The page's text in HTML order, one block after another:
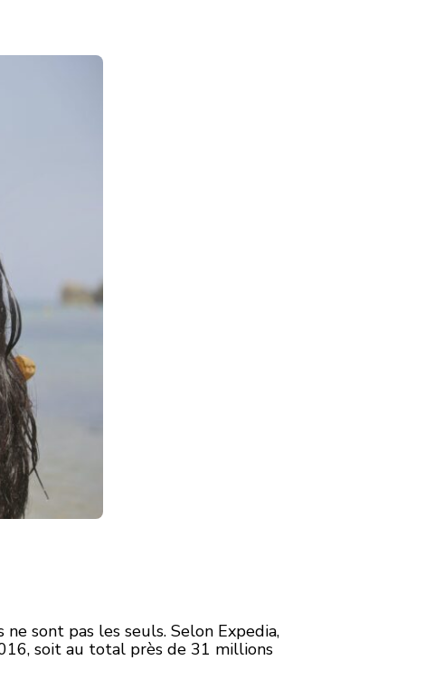
sont pas les seuls. Selon Expedia,
soit au total près de 31 millions